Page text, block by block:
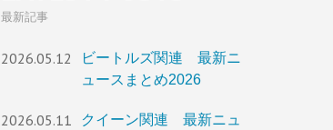
最新記事
2026.05.12
ビートルズ関連 最新ニ
ュースまとめ2026
2026.05.11
クイーン関連 最新ニュ